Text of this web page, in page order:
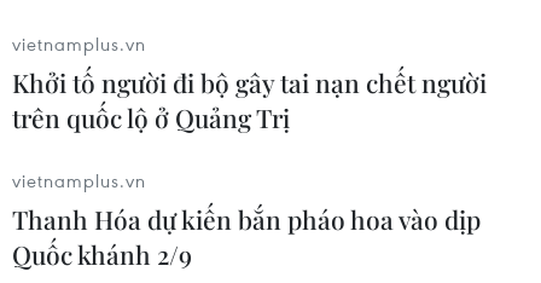
trị giá 117 tỷ USD.
Broadcom đã đề nghị mua lại Qualcom - nhà
cung ứng modem chip cho các "đại gia" sản xuất
11 năm ngoái nhưng Qualcom đã từ chối vì cho
rằng giá trị hợp đồng 103 tỷ USD không "xứng"
với giá trị, vị trí tiên phong trong lĩnh vực công
vietnamplus.vn
Khởi tố người đi bộ gây tai nạn chết người
trên quốc lộ ở Quảng Trị
vietnamplus.vn
Thanh Hóa dự kiến bắn pháo hoa vào dịp
Quốc khánh 2/9